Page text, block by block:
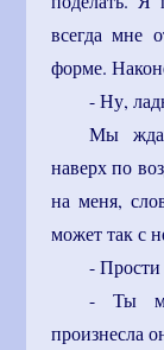
всегда мне
форме.
- Ну,
Мы
наверх по
на меня,
может так с
- Прости
- Ты
произнесла